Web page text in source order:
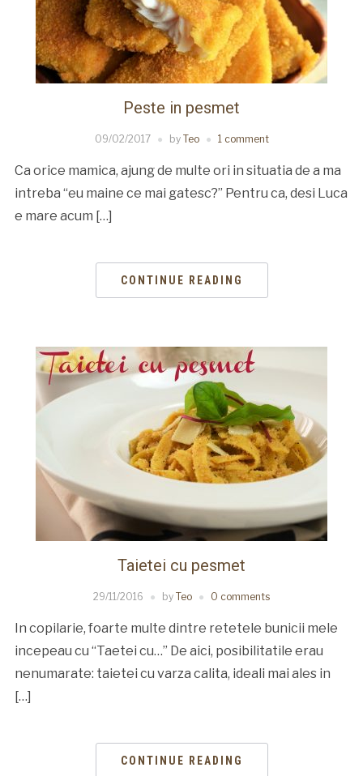
Peste in pesmet
09/02/2017 by Teo 1 comment
Ca orice mamica, ajung de multe ori in situatia de a ma
intreba “eu maine ce mai gatesc?” Pentru ca, desi Luca
e mare acum […]
CONTINUE READING
Taietei cu pesmet
29/11/2016 by Teo 0 comments
In copilarie, foarte multe dintre retetele bunicii mele
incepeau cu “Taetei cu…” De aici, posibilitatile erau
nenumarate: taietei cu varza calita, ideali mai ales in
[…]
CONTINUE READING